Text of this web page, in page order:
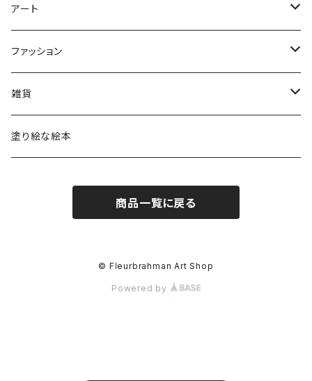
アート
ポストカード
絵画
Tシャツ
ファッション
アウター
トレーナー
雑貨
カップ
塗り絵な絵本
商品一覧に戻る
© Fleurbrahman Art Shop
Powered by